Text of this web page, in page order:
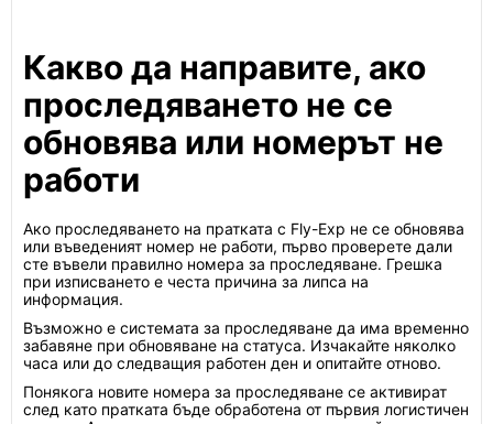
Какво да направите, ако
проследяването не се
обновява или номерът не
работи
Ако проследяването на пратката с Fly-Exp не се обновява
или въведеният номер не работи, първо проверете дали
сте въвели правилно номера за проследяване. Грешка
при изписването е честа причина за липса на
информация.
Възможно е системата за проследяване да има временно
забавяне при обновяване на статуса. Изчакайте няколко
часа или до следващия работен ден и опитайте отново.
Понякога новите номера за проследяване се активират
след като пратката бъде обработена от първия логистичен